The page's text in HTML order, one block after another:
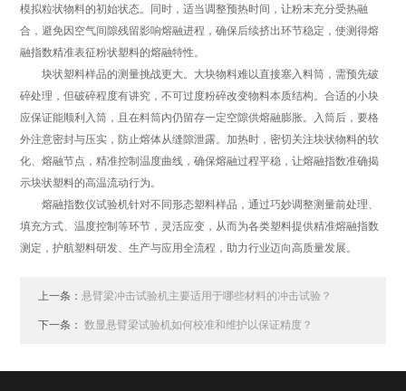
模拟粒状物料的初始状态。同时，适当调整预热时间，让粉末充分受热融
合，避免因空气间隙残留影响熔融进程，确保后续挤出环节稳定，使测得熔
融指数精准表征粉状塑料的熔融特性。
块状塑料样品的测量挑战更大。大块物料难以直接塞入料筒，需预先破
碎处理，但破碎程度有讲究，不可过度粉碎改变物料本质结构。合适的小块
应保证能顺利入筒，且在料筒内仍留存一定空隙供熔融膨胀。入筒后，要格
外注意密封与压实，防止熔体从缝隙泄露。加热时，密切关注块状物料的软
化、熔融节点，精准控制温度曲线，确保熔融过程平稳，让熔融指数准确揭
示块状塑料的高温流动行为。
熔融指数仪试验机针对不同形态塑料样品，通过巧妙调整测量前处理、
填充方式、温度控制等环节，灵活应变，从而为各类塑料提供精准熔融指数
测定，护航塑料研发、生产与应用全流程，助力行业迈向高质量发展。
上一条：悬臂梁冲击试验机主要适用于哪些材料的冲击试验？
下一条：数显悬臂梁试验机如何校准和维护以保证精度？